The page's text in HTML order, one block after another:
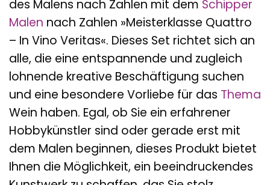
des Malens nach Zahlen mit dem Schipper
Malen nach Zahlen »Meisterklasse Quattro
– In Vino Veritas«. Dieses Set richtet sich an
alle, die eine entspannende und zugleich
lohnende kreative Beschäftigung suchen
und eine besondere Vorliebe für das Thema
Wein haben. Egal, ob Sie ein erfahrener
Hobbykünstler sind oder gerade erst mit
dem Malen beginnen, dieses Produkt bietet
Ihnen die Möglichkeit, ein beeindruckendes